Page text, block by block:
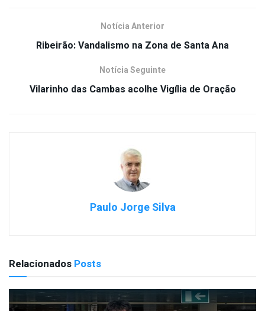
Notícia Anterior
Ribeirão: Vandalismo na Zona de Santa Ana
Notícia Seguinte
Vilarinho das Cambas acolhe Vigília de Oração
Paulo Jorge Silva
Relacionados Posts